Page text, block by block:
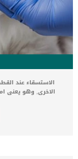
الاستسقاء عند
الاخرى, وهو يعنى
الاداء الوظيفى
البطني – هو تراكم